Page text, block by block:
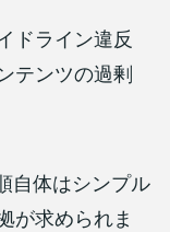
ドライン違反
テンツの過剰
自体はシンプル
が求められま